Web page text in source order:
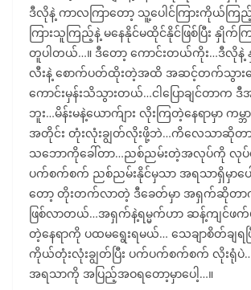
ဒီလိုနဲ့ ကာလကြာတော့ သူ့ပေါင်ကြားကိုယ်ကြ
ကြားသူကြည့်နဲ့ မနေနိုင်မထိုင်နိုင်ဖြစ်ပြီး နှိုက်
တူပါတယ်…။ ဒီတော့ ကောင်းတယ်ကိုး…ဒီလိုနဲ့
လီးနဲ့ စောက်ပတ်ထိုးတဲ့အထိ အဆင့်တက်သွား
ကောင်းမှန်းသိသွားတယ်…ငါပြောချင်တာက
ဘူး…မိန်းမနဲ့ယောက်ျား လိုးကြတဲ့နေရာမှာ ကမ္
အတိုင်း တုံးလုံးချွတ်လိုးဖို့ဘဲ…ကိလေသာဆိုတ
သဘောကိုခေါ်တာ…ညစ်ညမ်းတဲ့အလုပ်ကို လုပ်
ပက်စက်စက် ညစ်ညမ်းနိုင်မှသာ အရသာရှိမှာပေ
တော့ တိုးတက်လာတဲ့ ဒီခေတ်မှာ အရှက်ဆိုတာ
ဖြစ်လာတယ်…အရှက်နဲ့ရမ္မက်ဟာ ဆန့်ကျင်ဖက်
တဲ့နေရာကို ပထမရွေးရမယ်… သေချာစိတ်ချရ
ကိုယ်တုံးလုံးချွတ်ပြီး ပက်ပက်စက်စက် လိုးရုံပဲ…
အရသာကို အပြည့်အဝရတော့မှာပေါ့…။